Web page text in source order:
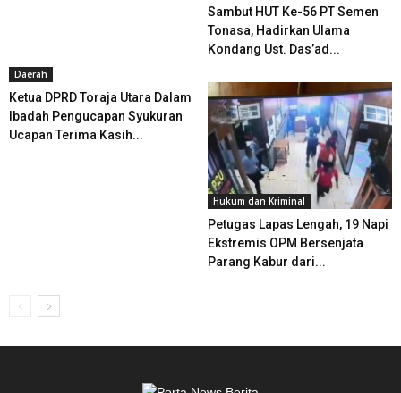
Sambut HUT Ke-56 PT Semen
Tonasa, Hadirkan Ulama
Kondang Ust. Das’ad...
Daerah
Ketua DPRD Toraja Utara Dalam
Ibadah Pengucapan Syukuran
Ucapan Terima Kasih...
Hukum dan Kriminal
Petugas Lapas Lengah, 19 Napi
Ekstremis OPM Bersenjata
Parang Kabur dari...